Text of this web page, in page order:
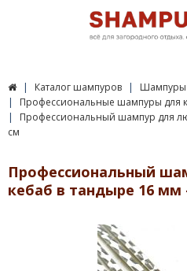
Каталог шампуров
Шампуры
Профессиональные шампуры для
Профессиональный шампур для
см
Профессиональный
кебаб в тандыре 16 мм